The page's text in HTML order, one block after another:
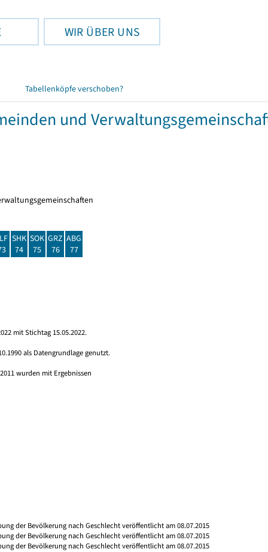
WIR ÜBER UNS
Tabellenköpfe verschoben?
und
SHK
74
SOK
75
GRZ
76
ABG
77
mit Stichtag 15.05.2022.
als Datengrundlage genutzt.
wurden mit Ergebnissen
der Bevölkerung nach Geschlecht veröffentlicht am 08.07.2015
der Bevölkerung nach Geschlecht veröffentlicht am 08.07.2015
der Bevölkerung nach Geschlecht veröffentlicht am 08.07.2015